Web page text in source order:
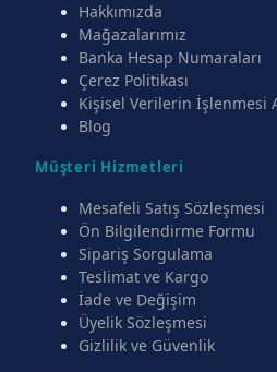
Hakkımızda
Mağazalarımız
Banka Hesap Numaraları
Çerez Politikası
Kişisel Verilerin İşlenmesi
Blog
Müşteri Hizmetleri
Mesafeli Satış Sözleşmesi
Ön Bilgilendirme Formu
Sipariş Sorgulama
Teslimat ve Kargo
İade ve Değişim
Üyelik Sözleşmesi
Gizlilik ve Güvenlik